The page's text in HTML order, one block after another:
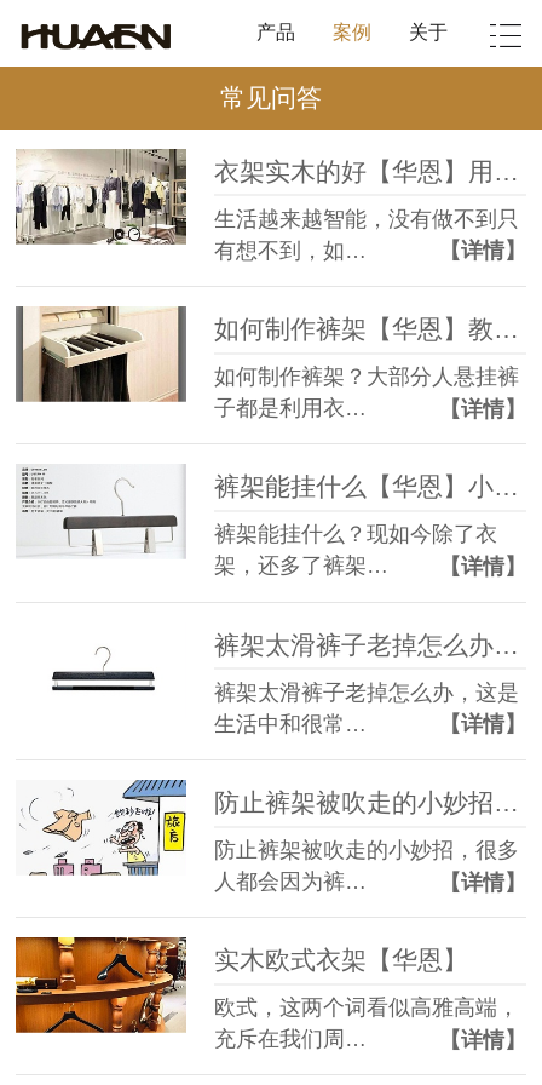
产品 案例 关于
常见问答
衣架实木的好【华恩】用过才知道
生活越来越智能，没有做不到只
有想不到，如…
【详情】
如何制作裤架【华恩】教你制作裤架
如何制作裤架？大部分人悬挂裤
子都是利用衣…
【详情】
裤架能挂什么【华恩】小小裤架用途多多
裤架能挂什么？现如今除了衣
架，还多了裤架…
【详情】
裤架太滑裤子老掉怎么办【华恩】原来它可以这么解决
裤架太滑裤子老掉怎么办，这是
生活中和很常…
【详情】
防止裤架被吹走的小妙招【华恩】
防止裤架被吹走的小妙招，很多
人都会因为裤…
【详情】
实木欧式衣架【华恩】
欧式，这两个词看似高雅高端，
充斥在我们周…
【详情】